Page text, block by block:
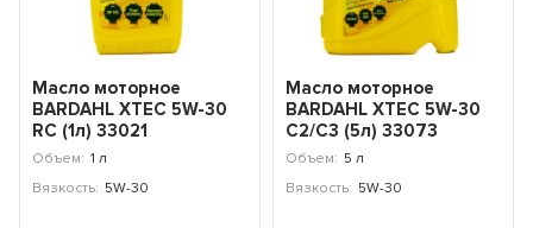
Масло моторное
BARDAHL XTEC 5W-30
RC (1л) 33021
Объем: 1 л
Вязкость: 5W-30
Масло моторное
BARDAHL XTEC 5W-30
C2/C3 (5л) 33073
Объем: 5 л
Вязкость: 5W-30